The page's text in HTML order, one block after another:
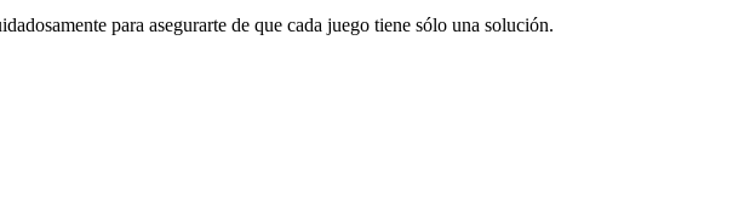
para asegurarte de que cada juego tiene sólo una solución.